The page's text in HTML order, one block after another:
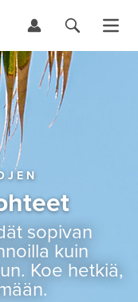
sopivan
kuin
Koe hetkiä,